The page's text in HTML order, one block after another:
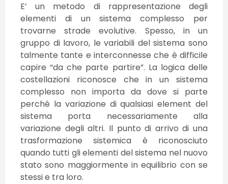
E’ un metodo di rappresentazione degli
elementi di un sistema complesso per
trovarne strade evolutive. Spesso, in un
gruppo di lavoro, le variabili del sistema sono
talmente tante e interconnesse che è difficile
capire “da che parte partire”. La logica delle
costellazioni riconosce che in un sistema
complesso non importa da dove si parte
perché la variazione di qualsiasi element del
sistema porta necessariamente alla
variazione degli altri. Il punto di arrivo di una
trasformazione sistemica è riconosciuto
quando tutti gli elementi del sistema nel nuovo
stato sono maggiormente in equilibrio con se
stessi e tra loro.